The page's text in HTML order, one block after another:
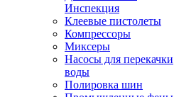
Инспекция
Клеевые пистолеты
Компрессоры
Миксеры
Насосы для перекачки
воды
Полировка шин